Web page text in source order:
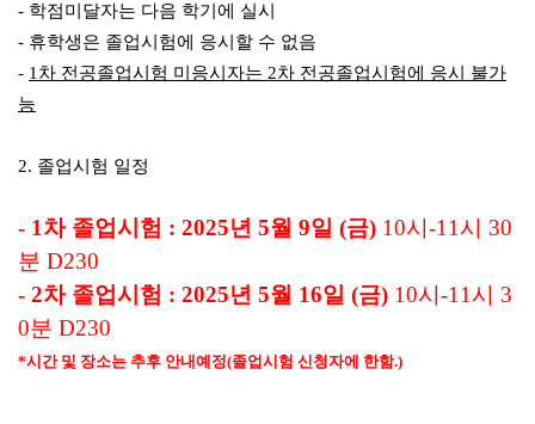
- 학점미달자는 다음 학기에 실시
- 휴학생은 졸업시험에 응시할 수 없음
- 1 차 전공졸업시험 미응시자는 2차 전공졸업시험에 응시 불가
능
2. 졸업시험 일정
- 1차 졸업시험 : 2025년 5월 9일 (금) 10시 -11시 30
분 D230
- 2차 졸업시험 : 2025년 5월 16일 (금) 10시 -11시 3
0분 D230
*시간 및 장소는 추후 안내예정(졸업시험 신청자에 한함.)